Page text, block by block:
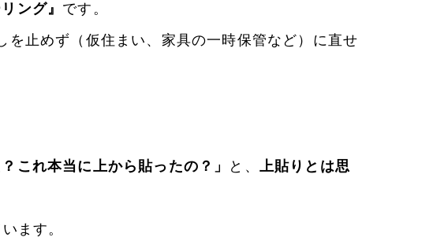
ング』 です。
を止めず（仮住まい、家具の一時保管など）に直せ
？これ本当に上から貼ったの？」 と、 上貼りとは思
ます。